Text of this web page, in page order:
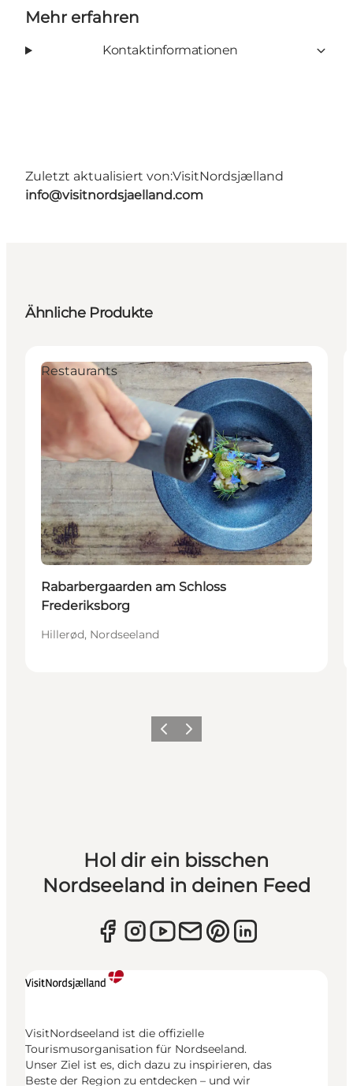
Mehr erfahren
Kontaktinformationen
Zuletzt aktualisiert von:VisitNordsjælland
info@visitnordsjaelland.com
Ähnliche Produkte
Restaurants
Rabarbergaarden am Schloss
Frederiksborg
Hillerød, Nordseeland
ZurückWeiter
Hol dir ein bisschen
Nordseeland in deinen Feed
VisitNordseeland ist die offizielle
Tourismusorganisation für Nordseeland.
Unser Ziel ist es, dich dazu zu inspirieren, das
Beste der Region zu entdecken – und wir